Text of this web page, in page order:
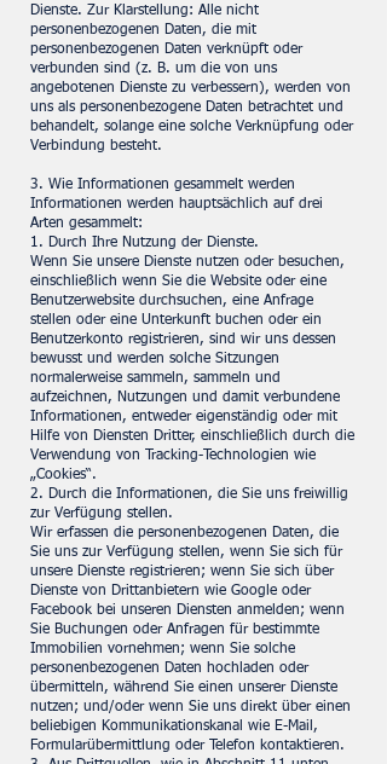
Dienste. Zur Klarstellung: Alle nicht
personenbezogenen Daten, die mit
personenbezogenen Daten verknüpft oder
verbunden sind (z. B. um die von uns
angebotenen Dienste zu verbessern), werden von
uns als personenbezogene Daten betrachtet und
behandelt, solange eine solche Verknüpfung oder
Verbindung besteht.
3. Wie Informationen gesammelt werden
Informationen werden hauptsächlich auf drei
Arten gesammelt:
1. Durch Ihre Nutzung der Dienste.
Wenn Sie unsere Dienste nutzen oder besuchen,
einschließlich wenn Sie die Website oder eine
Benutzerwebsite durchsuchen, eine Anfrage
stellen oder eine Unterkunft buchen oder ein
Benutzerkonto registrieren, sind wir uns dessen
bewusst und werden solche Sitzungen
normalerweise sammeln, sammeln und
aufzeichnen, Nutzungen und damit verbundene
Informationen, entweder eigenständig oder mit
Hilfe von Diensten Dritter, einschließlich durch die
Verwendung von Tracking-Technologien wie
„Cookies“.
2. Durch die Informationen, die Sie uns freiwillig
zur Verfügung stellen.
Wir erfassen die personenbezogenen Daten, die
Sie uns zur Verfügung stellen, wenn Sie sich für
unsere Dienste registrieren; wenn Sie sich über
Dienste von Drittanbietern wie Google oder
Facebook bei unseren Diensten anmelden; wenn
Sie Buchungen oder Anfragen für bestimmte
Immobilien vornehmen; wenn Sie solche
personenbezogenen Daten hochladen oder
übermitteln, während Sie einen unserer Dienste
nutzen; und/oder wenn Sie uns direkt über einen
beliebigen Kommunikationskanal wie E-Mail,
Formularübermittlung oder Telefon kontaktieren.